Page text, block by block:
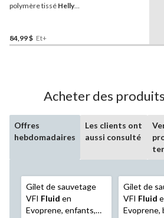
polymère tissé Helly
84,99 $ Et+
Acheter des
Offres
hebdomadaires
Les clients ont
aussi consulté
Gilet de sauvetage
VFI Fluid en
Evoprene, enfants,
Gilet de
VFI Fluid
Evoprene,